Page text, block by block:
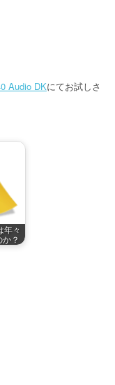
Audio DKにてお試しさ
年々
？